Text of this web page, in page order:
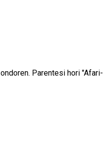
Parentesi hori "Afari-